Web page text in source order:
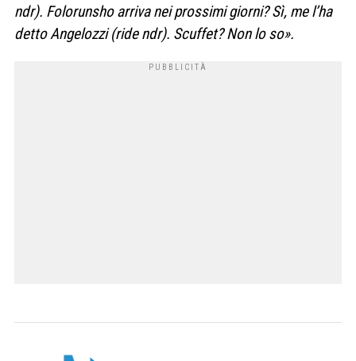
ndr). Folorunsho arriva nei prossimi giorni? Sì, me l’ha
detto Angelozzi (ride ndr). Scuffet? Non lo so».